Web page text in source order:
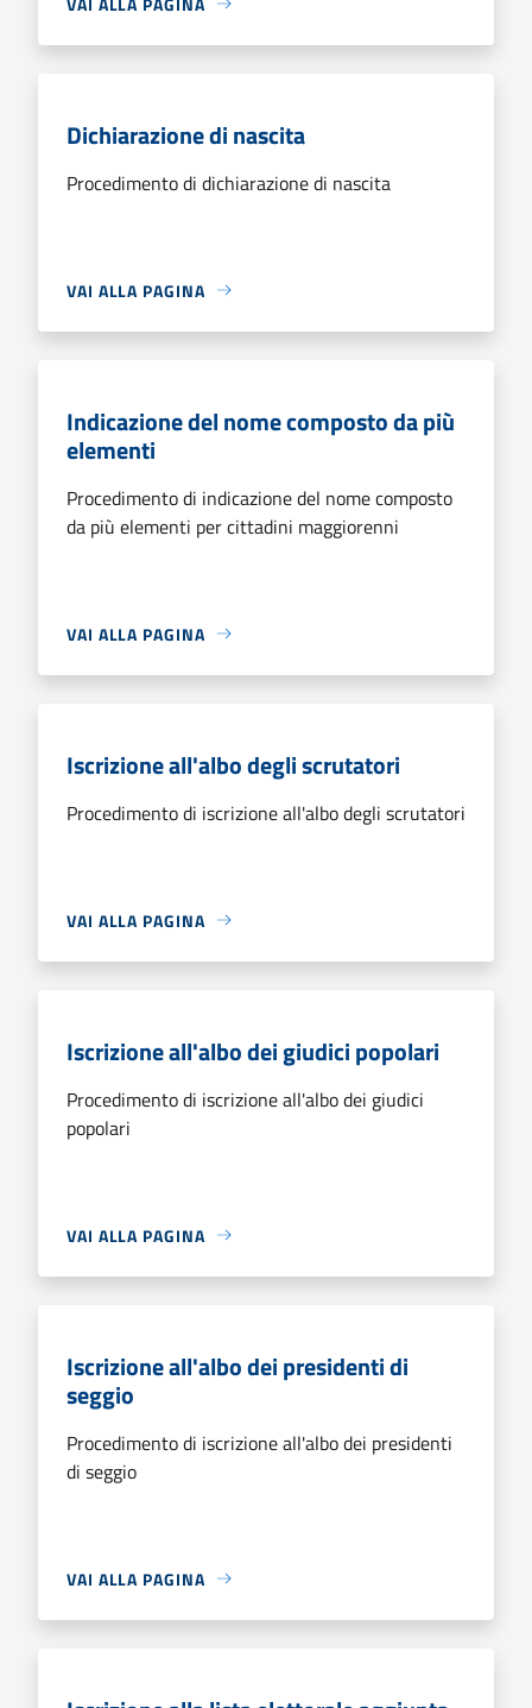
Dichiarazione di nascita
Procedimento di dichiarazione di nascita
VAI ALLA PAGINA
Indicazione del nome composto da più
elementi
Procedimento di indicazione del nome composto
da più elementi per cittadini maggiorenni
VAI ALLA PAGINA
Iscrizione all'albo degli scrutatori
Procedimento di iscrizione all'albo degli scrutatori
VAI ALLA PAGINA
Iscrizione all'albo dei giudici popolari
Procedimento di iscrizione all'albo dei giudici
popolari
VAI ALLA PAGINA
Iscrizione all'albo dei presidenti di
seggio
Procedimento di iscrizione all'albo dei presidenti
di seggio
VAI ALLA PAGINA